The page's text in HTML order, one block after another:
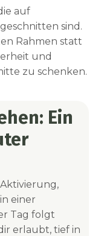
auf
sind.
Rahmen statt
und
zu schenken.
Ein
Aktivierung,
einer
Tag folgt
erlaubt, tief in